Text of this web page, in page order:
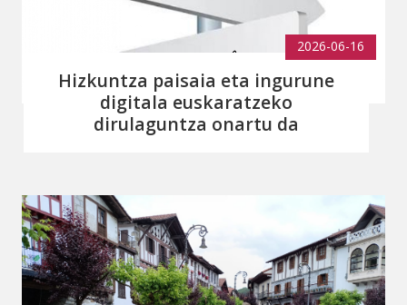
2026-06-16
Hizkuntza paisaia eta ingurune
digitala euskaratzeko
dirulaguntza onartu da